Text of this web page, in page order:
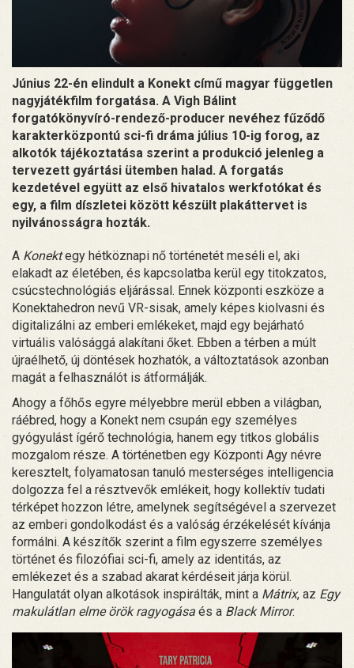
Június 22-én elindult a Konekt című magyar független
nagyjátékfilm forgatása. A Vigh Bálint
forgatókönyvíró-rendező-producer nevéhez fűződő
karakterközpontú sci-fi dráma július 10-ig forog, az
alkotók tájékoztatása szerint a produkció jelenleg a
tervezett gyártási ütemben halad. A forgatás
kezdetével együtt az első hivatalos werkfotókat és
egy, a film díszletei között készült plakáttervet is
nyilvánosságra hozták.
A Konektegy hétköznapi nő történetét meséli el, aki
elakadt az életében, és kapcsolatba kerül egy titokzatos,
csúcstechnológiás eljárással. Ennek központi eszköze a
Konektahedron nevű VR-sisak, amely képes kiolvasni és
digitalizálni az emberi emlékeket, majd egy bejárható
virtuális valósággá alakítani őket. Ebben a térben a múlt
újraélhető, új döntések hozhatók, a változtatások azonban
magát a felhasználót is átformálják.
Ahogy a főhős egyre mélyebbre merül ebben a világban,
ráébred, hogy a Konekt nem csupán egy személyes
gyógyulást ígérő technológia, hanem egy titkos globális
mozgalom része. A történetben egy Központi Agy névre
keresztelt, folyamatosan tanuló mesterséges intelligencia
dolgozza fel a résztvevők emlékeit, hogy kollektív tudati
térképet hozzon létre, amelynek segítségével a szervezet
az emberi gondolkodást és a valóság érzékelését kívánja
formálni. A készítők szerint a film egyszerre személyes
történet és filozófiai sci-fi, amely az identitás, az
emlékezet és a szabad akarat kérdéseit járja körül.
Hangulatát olyan alkotások inspirálták, mint a Mátrix, az Egy
makulátlan elme örök ragyogása és a Black Mirror.